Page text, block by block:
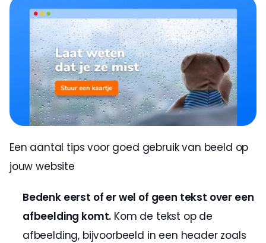
Een aantal tips voor goed gebruik van beeld op
jouw website
Bedenk eerst of er wel of geen tekst over een
afbeelding komt. Kom de tekst op de
afbeelding, bijvoorbeeld in een header zoals